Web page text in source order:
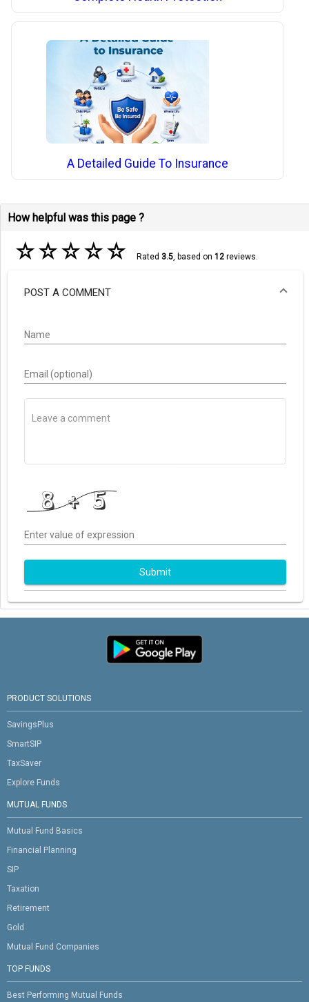
A Detailed Guide To Insurance
How helpful was this page ?
☆☆☆☆☆ Rated 3.5, based on 12reviews.
POST A COMMENT
Name
Email (optional)
Enter value of expression
Submit
PRODUCT SOLUTIONS
SavingsPlus
SmartSIP
TaxSaver
Explore Funds
MUTUAL FUNDS
Mutual Fund Basics
Financial Planning
SIP
Taxation
Retirement
Gold
Mutual Fund Companies
TOP FUNDS
Best Performing Mutual Funds